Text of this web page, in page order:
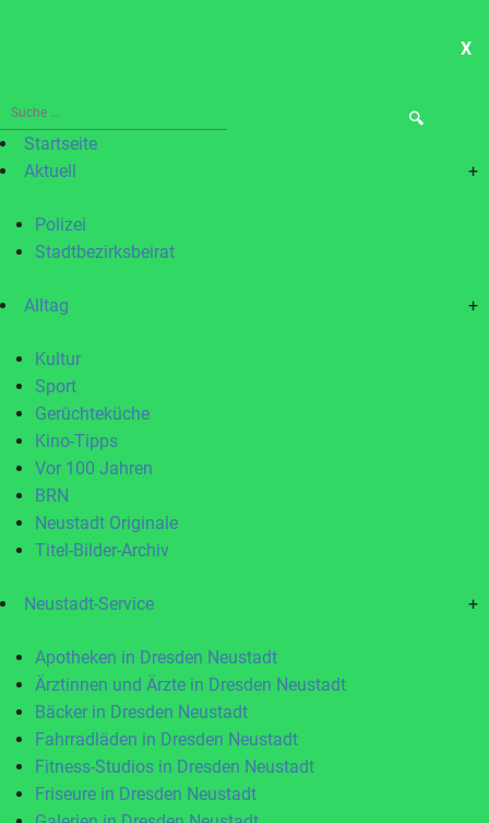
X
Suche
nach:Startseite
Aktuell
+
Polizei
Stadtbezirksbeirat
Alltag +
Kultur
Sport
Gerüchteküche
Kino-Tipps
Vor 100 Jahren
BRN
Neustadt Originale
Titel-Bilder-Archiv
Neustadt-Service +
Apotheken in Dresden Neustadt
Ärztinnen und Ärzte in Dresden Neustadt
Bäcker in Dresden Neustadt
Fahrradläden in Dresden Neustadt
Fitness-Studios in Dresden Neustadt
Friseure in Dresden Neustadt